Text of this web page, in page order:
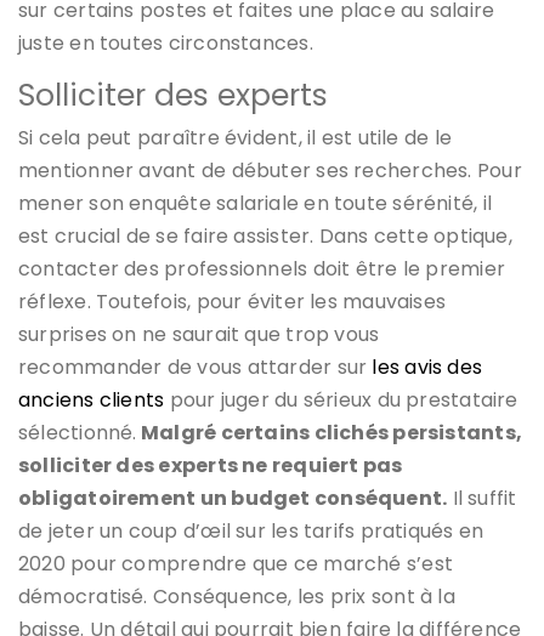
sur certains postes et faites une place au salaire
juste en toutes circonstances.
Solliciter des experts
Si cela peut paraître évident, il est utile de le
mentionner avant de débuter ses recherches. Pour
mener son enquête salariale en toute sérénité, il
est crucial de se faire assister. Dans cette optique,
contacter des professionnels doit être le premier
réflexe. Toutefois, pour éviter les mauvaises
surprises on ne saurait que trop vous
recommander de vous attarder sur les avis des
anciens clients pour juger du sérieux du prestataire
sélectionné. Malgré certains clichés persistants,
solliciter des experts ne requiert pas
obligatoirement un budget conséquent. Il suffit
de jeter un coup d’œil sur les tarifs pratiqués en
2020 pour comprendre que ce marché s’est
démocratisé. Conséquence, les prix sont à la
baisse. Un détail qui pourrait bien faire la différence